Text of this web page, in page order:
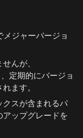
ジャーバージョ
んが、
定期的にバージョ
ます。
スが含まれるパ
ップグレードを